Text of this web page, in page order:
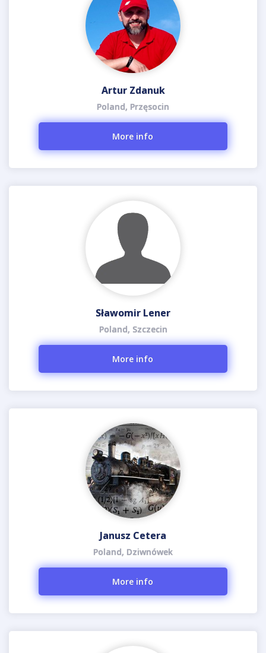
Artur Zdanuk
Poland, Przęsocin
More info
Sławomir Lener
Poland, Szczecin
More info
Janusz Cetera
Poland, Dziwnówek
More info